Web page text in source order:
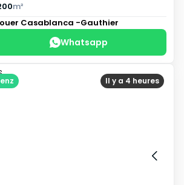
m²
Casablanca -Gauthier
Whatsapp
Il y a 4 heures